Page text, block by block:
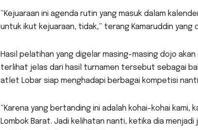
“Kejuaraan ini agenda rutin yang masuk dalam
untuk ikut kejuaraan, tidak,” terang Kamaruddin
Hasil pelatihan yang digelar masing-masing dojo
terlihat jelas dari hasil turnamen tersebut sebagai
atlet Lobar siap menghadapi berbagai kompetisi
“Karena yang bertanding ini adalah kohai-kohai
Lombok Barat. Jadi kelihatan nanti, ketika dia